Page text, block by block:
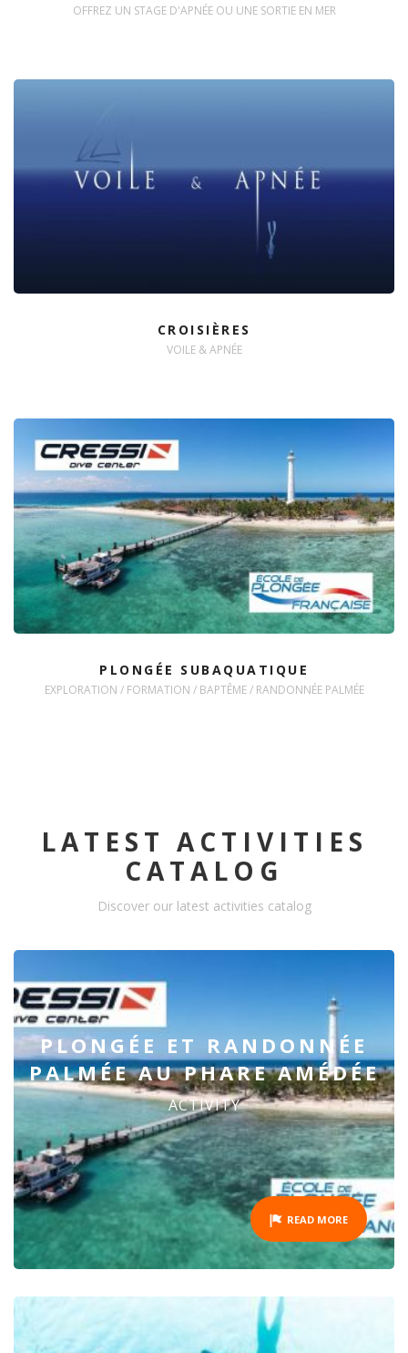
OFFREZ UN STAGE D'APNÉE OU UNE SORTIE EN MER
CROISIÈRES
VOILE & APNÉE
PLONGÉE SUBAQUATIQUE
EXPLORATION / FORMATION / BAPTÊME / RANDONNÉE PALMÉE
LATEST ACTIVITIES
CATALOG
Discover our latest activities catalog
PLONGÉE ET RANDONNÉE
PALMÉE AU PHARE AMÉDÉE
ACTIVITY
READ MORE